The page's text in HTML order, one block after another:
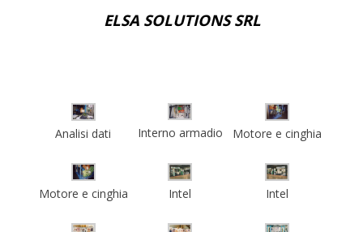
ELSA SOLUTIONS SRL
Analisi dati Interno armadio Motore e cinghia
Motore e cinghia Intel Intel